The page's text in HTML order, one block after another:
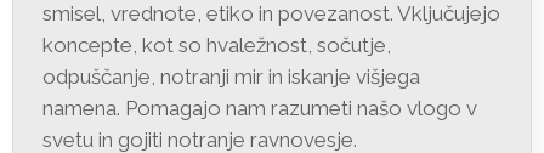
smisel, vrednote, etiko in povezanost. Vključujejo
koncepte, kot so hvaležnost, sočutje,
odpuščanje, notranji mir in iskanje višjega
namena. Pomagajo nam razumeti našo vlogo v
svetu in gojiti notranje ravnovesje.